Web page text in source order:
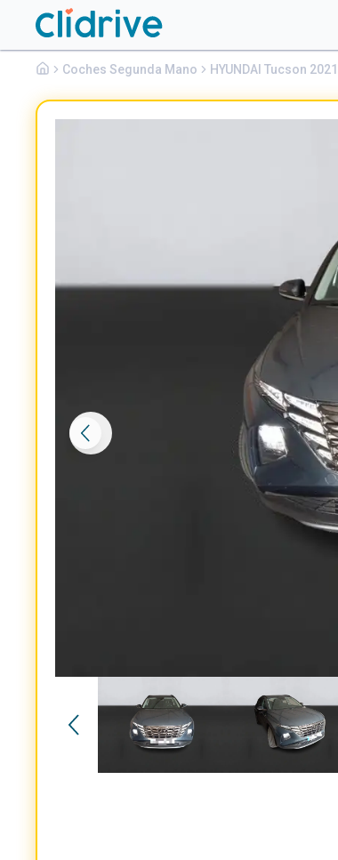
Coches Segunda Mano HYUNDAI Tucson 2021
HyundaiTucson
1.6 TGDI 110KW 150CV 48V MAXX